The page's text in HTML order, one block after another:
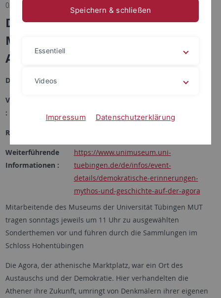
03.05.2026 | Museum der Universität Tübingen MUT
Demokratische Erinnerungen –
Mythos und Geschichte auf der
Agora
Datum : 03.05.2026 11:00 Uhr bis 12:00 Uhr
Veranstaltungsort
:
Hohentübingen, Burgsteige 11
Referent/in :
Weiterführende
Informationen :
https://www.unimuseum.uni-
tuebingen.de/de/infos/event-
details/demokratische-erinnerungen-
mythos-und-geschichte-auf-der-agora
Mitarbeitende des Museums der Universität Tübingen MUT
tragen sonntags jeweils um 11 Uhr zu ausgewählten
Sonderthemen vor und führen durch die Sammlungen im
Schloss Hohentübingen
Die Agora, der athenische Marktplatz, war ein Ort des
Austauschs und der Demokratie. Hier verhandelten die
Athener ihre Zukunft, umringt von Denkmälern ihrer eigenen
Speichern & schließen
Essentiell
Videos
Impressum Datenschutzerklärung